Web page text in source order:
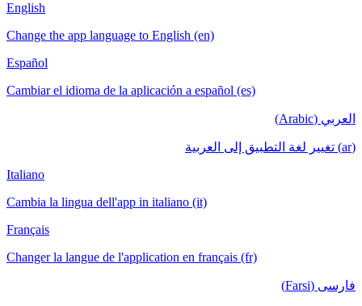
English
Change the app language to English (en)
Español
Cambiar el idioma de la aplicación a español (es)
العربي (Arabic)
(ar) تغيير لغة التطبيق إلى العربية
Italiano
Cambia la lingua dell'app in italiano (it)
Français
Changer la langue de l'application en français (fr)
فارسی (Farsi)